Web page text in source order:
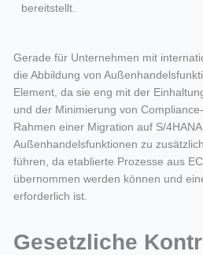
bereitstellt.
Gerade für Unternehmen mit
die Abbildung von
Element, da sie eng mit der
und der Minimierung von
Rahmen einer Migration auf S/
Außenhandelsfunktionen zu
führen, da etablierte Prozesse aus
übernommen werden können und
erforderlich ist.
Gesetzliche